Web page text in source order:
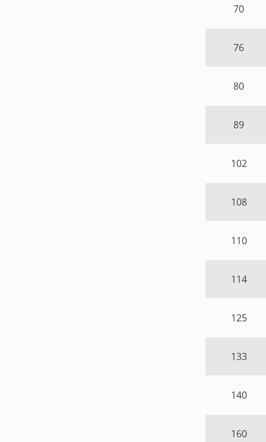
70
76
80
89
102
108
110
114
125
133
140
160